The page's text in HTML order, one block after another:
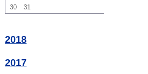
30
31
2018
2017